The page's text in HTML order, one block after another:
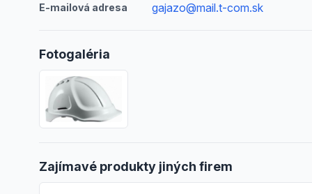
E-mailová adresa gajazo@mail.t-com.sk
Fotogaléria
Zajímavé produkty jiných firem